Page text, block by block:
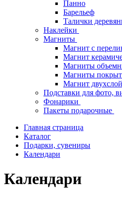
Панно
Барельеф
Талички
Наклейки
Магниты
Магнит с
Магнит
Магниты
Магниты
Магнит
Подставки для фото,
Фонарики
Пакеты подарочные
Главная страница
Каталог
Подарки, сувениры
Календари
Календари